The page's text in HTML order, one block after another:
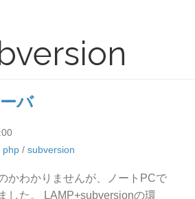
バ
php/ subversion
かわかりませんが、ノートPCで
した。 LAMP+subversionの環